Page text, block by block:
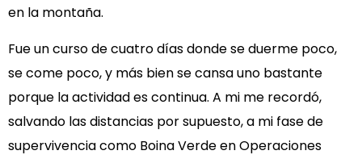
en la montaña.
Fue un curso de cuatro días donde se duerme poco,
se come poco, y más bien se cansa uno bastante
porque la actividad es continua. A mi me recordó,
salvando las distancias por supuesto, a mi fase de
supervivencia como Boina Verde en Operaciones